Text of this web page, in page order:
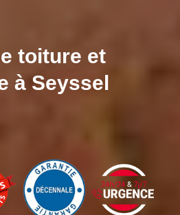
toiture et
à Seyssel